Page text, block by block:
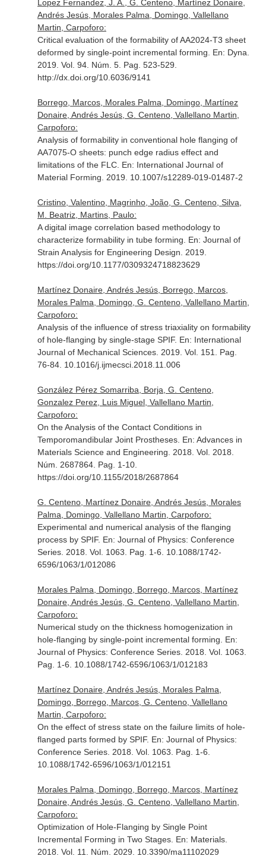
Lopez Fernandez, J. A., G. Centeno, Martínez Donaire,
Andrés Jesús, Morales Palma, Domingo, Vallellano
Martin, Carpoforo:
Critical evaluation of the formability of AA2024-T3 sheet
deformed by single-point incremental forming. En: Dyna
2019. Vol. 94. Núm. 5. Pag. 523-529.
http://dx.doi.org/10.6036/9141
Borrego, Marcos, Morales Palma, Domingo, Martínez
Donaire, Andrés Jesús, G. Centeno, Vallellano Martin,
Carpoforo:
Analysis of formability in conventional hole flanging of
AA7075-O sheets: punch edge radius effect and
limitations of the FLC. En: International Journal of
Material Forming . 2019. 10.1007/s12289-019-01487-2
Cristino, Valentino, Magrinho, João, G. Centeno, Silva,
M. Beatriz, Martins, Paulo:
A digital image correlation based methodology to
characterize formability in tube forming. En: Journal of
Strain Analysis for Engineering Design . 2019.
https://doi.org/10.1177/0309324718823629
Martínez Donaire, Andrés Jesús, Borrego, Marcos,
Morales Palma, Domingo, G. Centeno, Vallellano Martin,
Carpoforo:
Analysis of the influence of stress triaxiality on formability
of hole-flanging by single-stage SPIF. En: International
Journal of Mechanical Sciences. 2019. Vol. 151. Pag.
76-84. 10.1016/j.ijmecsci.2018.11.006
González Pérez Somarriba, Borja, G. Centeno,
Gonzalez Perez, Luis Miguel, Vallellano Martin,
Carpoforo:
On the Analysis of the Contact Conditions in
Temporomandibular Joint Prostheses. En: Advances in
Materials Science and Engineering . 2018. Vol. 2018.
Núm. 2687864. Pag. 1-10.
https://doi.org/10.1155/2018/2687864
G. Centeno, Martínez Donaire, Andrés Jesús, Morales
Palma, Domingo, Vallellano Martin, Carpoforo:
Experimental and numerical analysis of the flanging
process by SPIF. En: Journal of Physics: Conference
Series. 2018. Vol. 1063. Pag. 1-6. 10.1088/1742-
6596/1063/1/012086
Morales Palma, Domingo, Borrego, Marcos, Martínez
Donaire, Andrés Jesús, G. Centeno, Vallellano Martin,
Carpoforo:
Numerical study on the thickness homogenization in
hole-flanging by single-point incremental forming. En:
Journal of Physics: Conference Series. 2018. Vol. 1063.
Pag. 1-6. 10.1088/1742-6596/1063/1/012183
Martínez Donaire, Andrés Jesús, Morales Palma,
Domingo, Borrego, Marcos, G. Centeno, Vallellano
Martin, Carpoforo:
On the effect of stress state on the failure limits of hole-
flanged parts formed by SPIF. En: Journal of Physics:
Conference Series. 2018. Vol. 1063. Pag. 1-6.
10.1088/1742-6596/1063/1/012151
Morales Palma, Domingo, Borrego, Marcos, Martínez
Donaire, Andrés Jesús, G. Centeno, Vallellano Martin,
Carpoforo:
Optimization of Hole-Flanging by Single Point
Incremental Forming in Two Stages. En: Materials.
2018. Vol. 11. Núm. 2029. 10.3390/ma11102029